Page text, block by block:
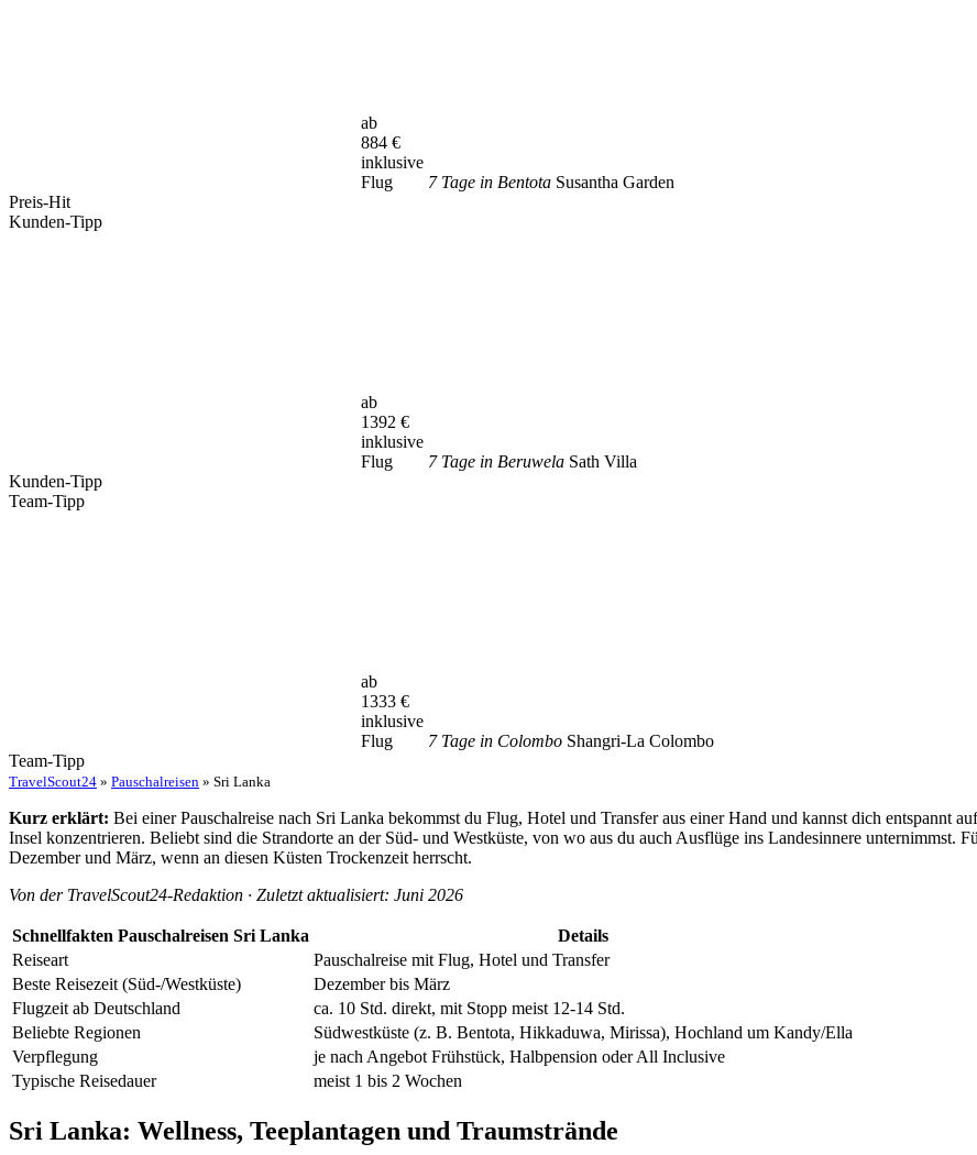
ab
884 €
inklusive
Flug
7 Tage in Bentota Susantha Garden
Preis-Hit
Kunden-Tipp
ab
1392 €
inklusive
Flug
7 Tage in Beruwela Sath Villa
Kunden-Tipp
Team-Tipp
ab
1333 €
inklusive
Flug
7 Tage in Colombo Shangri-La Colombo
Team-Tipp
TravelScout24 » Pauschalreisen » Sri Lanka
Kurz erklärt: Bei einer Pauschalreise nach Sri Lanka bekommst du Flug, Hotel und Transfer aus einer Hand und kannst dich entspannt
Insel konzentrieren. Beliebt sind die Strandorte an der Süd- und Westküste, von wo aus du auch Ausflüge ins Landesinnere unternimmst.
Dezember und März, wenn an diesen Küsten Trockenzeit herrscht.
Von der TravelScout24-Redaktion · Zuletzt aktualisiert: Juni 2026
Schnellfakten Pauschalreisen Sri Lanka
Details
Reiseart
Pauschalreise mit Flug, Hotel und Transfer
Beste Reisezeit (Süd-/Westküste)
Dezember bis März
Flugzeit ab Deutschland
ca. 10 Std. direkt, mit Stopp meist 12-14 Std.
Beliebte Regionen
Südwestküste (z. B. Bentota, Hikkaduwa, Mirissa), Hochland um Kandy/Ella
Verpflegung
je nach Angebot Frühstück, Halbpension oder All Inclusive
Typische Reisedauer
meist 1 bis 2 Wochen
Sri Lanka: Wellness, Teeplantagen und Traumstrände